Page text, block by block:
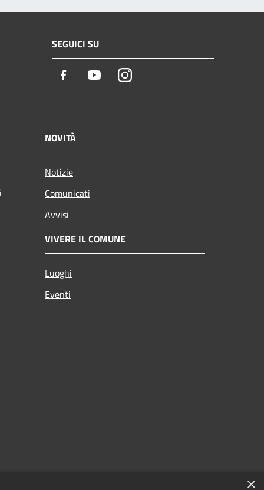
SEGUICI SU
Facebook YoutubeInstagram
NOVITÀ
Notizie
Comunicati
Avvisi
VIVERE IL COMUNE
Luoghi
Eventi
×